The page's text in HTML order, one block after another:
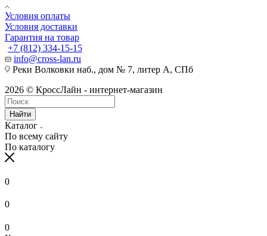
Условия оплаты
Условия доставки
Гарантия на товар
+7 (812) 334-15-15
info@cross-lan.ru
Реки Волковки наб., дом № 7, литер А, СПб
2026 © КроссЛайн - интернет-магазин
Найти
Каталог
По всему сайту
По каталогу
0
0
0